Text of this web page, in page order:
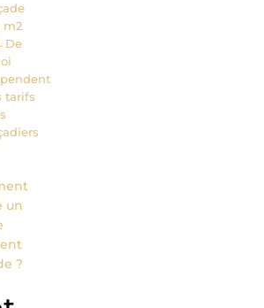
m2
De
tarifs
un
?